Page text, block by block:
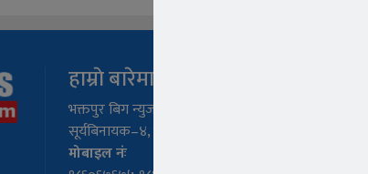
हाम्राे बारेमा
भक्तपुर बिग न्युज प्रा.ली
सूर्यबिनायक–४, भक्तपुर, बागमती प्रदेश
मोबाइल नंः